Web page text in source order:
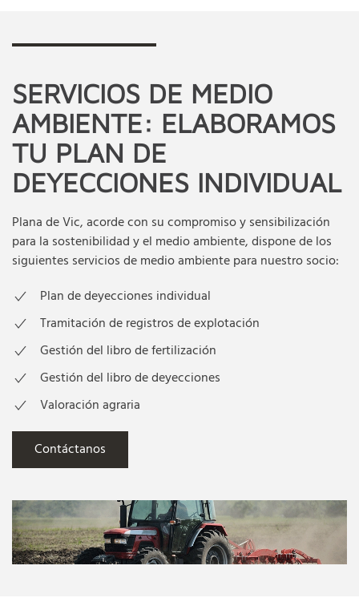
SERVICIOS DE MEDIO
AMBIENTE: ELABORAMOS
TU PLAN DE
DEYECCIONES INDIVIDUAL
Plana de Vic, acorde con su compromiso y sensibilización
para la sostenibilidad y el medio ambiente, dispone de los
siguientes servicios de medio ambiente para nuestro socio:
Plan de deyecciones individual
Tramitación de registros de explotación
Gestión del libro de fertilización
Gestión del libro de deyecciones
Valoración agraria
Contáctanos